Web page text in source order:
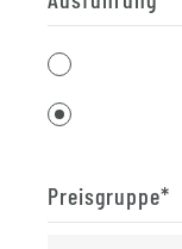
Preisgruppe*